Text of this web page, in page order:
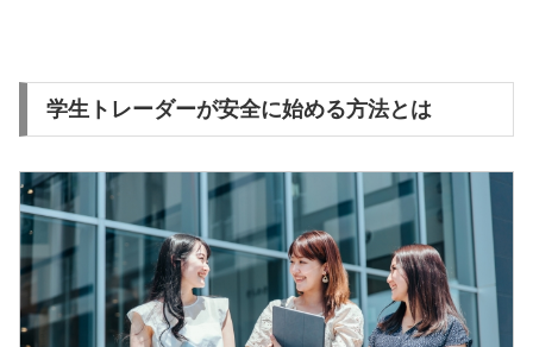
学生トレーダーが安全に始める方法とは